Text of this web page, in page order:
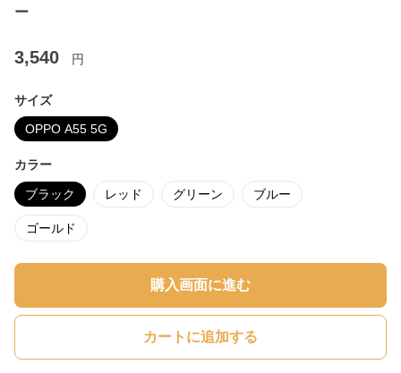
ー
3,540 円
サイズ
OPPO A55 5G
カラー
ブラック レッド グリーン ブルー
ゴールド
購入画面に進む
カートに追加する